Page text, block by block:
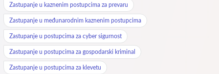
Zastupanje u kaznenim postupcima za prevaru
Zastupanje u međunarodnim kaznenim postupcima
Zastupanje u postupcima za cyber sigurnost
Zastupanje u postupcima za gospodarski kriminal
Zastupanje u postupcima za klevetu